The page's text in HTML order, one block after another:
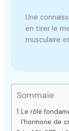
Une
en tirer le
musculaire
Sommaie
Le rôle
l’hormone de